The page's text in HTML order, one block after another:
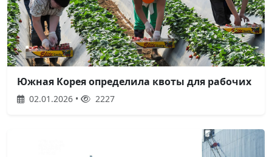
Южная Корея определила квоты для рабочих
02.01.2026 • 2227